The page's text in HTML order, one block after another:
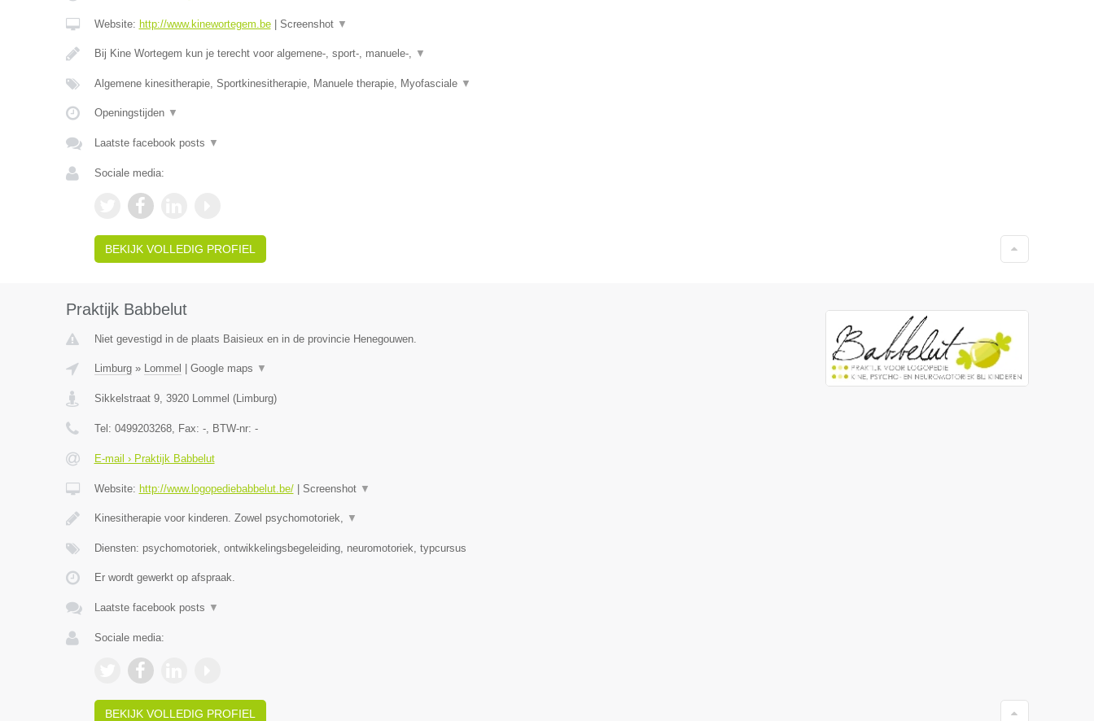
Website: http://www.kinewortegem.be| Screenshot ▼
Bij Kine Wortegem kun je terecht voor algemene-, sport-, manuele-, ▼
Algemene kinesitherapie, Sportkinesitherapie, Manuele therapie, Myofasciale ▼
Openingstijden ▼
Laatste facebook posts ▼
Sociale media:
BEKIJK VOLLEDIG PROFIEL
Praktijk Babbelut
Niet gevestigd in de plaats Baisieux en in de provincie Henegouwen.
Limburg» Lommel Google maps ▼
Sikkelstraat 9, 3920 Lommel (Limburg)
Tel: 0499203268, Fax: -, BTW-nr: -
E-mail › Praktijk Babbelut
Website: http://www.logopediebabbelut.be/| Screenshot ▼
Kinesitherapie voor kinderen. Zowel psychomotoriek, ▼
Diensten: psychomotoriek, ontwikkelingsbegeleiding, neuromotoriek, typcursus
Er wordt gewerkt op afspraak.
Laatste facebook posts ▼
Sociale media:
BEKIJK VOLLEDIG PROFIEL